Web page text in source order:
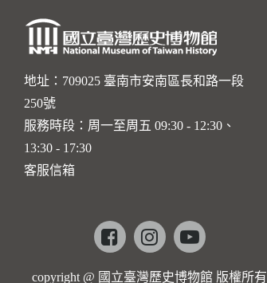
地址：709025 臺南市安南區長和路一段
250號
服務時段：周一至周五 09:30 - 12:30、
13:30 - 17:30
客服信箱
Facebookinstagramyoutube
copyright @ 國立臺灣歷史博物館 版權所有